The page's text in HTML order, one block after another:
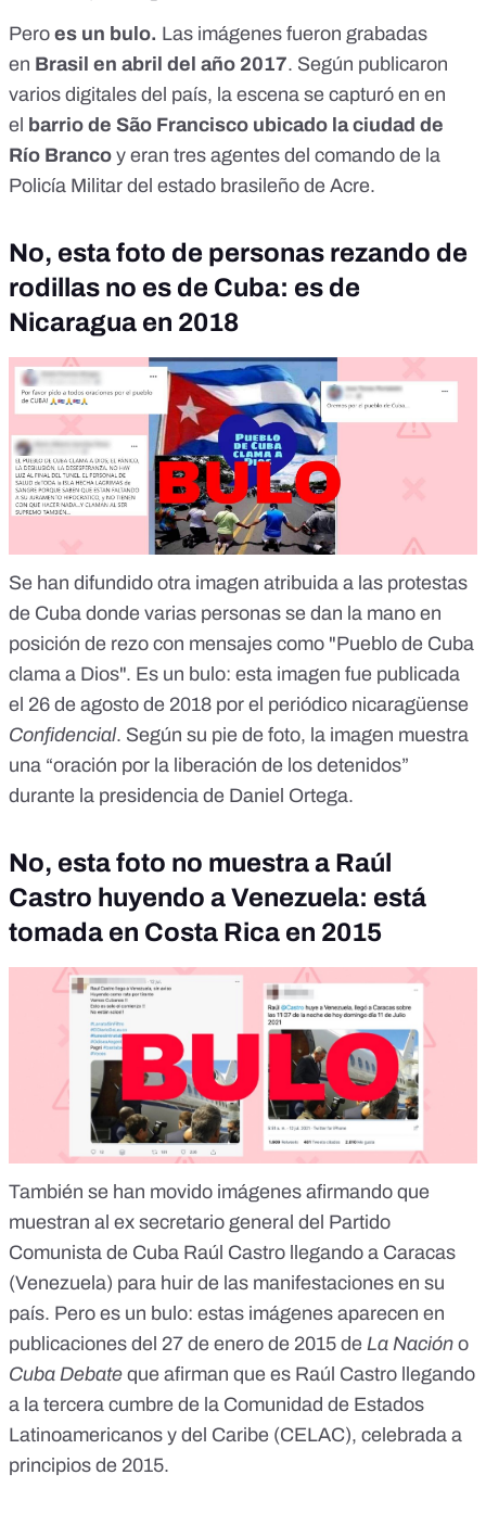
Pero es un bulo. Las imágenes fueron grabadas
en Brasil en abril del año 2017. Según publicaron
varios digitales del país, la escena se capturó en en
el barrio de São Francisco ubicado la ciudad de
Río Branco y eran tres agentes del comando de la
Policía Militar del estado brasileño de Acre.
No, esta foto de personas rezando de
rodillas no es de Cuba: es de
Nicaragua en 2018
Se han difundido otra imagen atribuida a las protestas
de Cuba donde varias personas se dan la mano en
posición de rezo con mensajes como "Pueblo de Cuba
clama a Dios". Es un bulo: esta imagen fue publicada
el 26 de agosto de 2018 por el periódico nicaragüense
Confidencial. Según su pie de foto, la imagen muestra
una “oración por la liberación de los detenidos”
durante la presidencia de Daniel Ortega.
No, esta foto no muestra a Raúl
Castro huyendo a Venezuela: está
tomada en Costa Rica en 2015
También se han movido imágenes afirmando que
muestran al ex secretario general del Partido
Comunista de Cuba Raúl Castro llegando a Caracas
(Venezuela) para huir de las manifestaciones en su
país. Pero es un bulo: estas imágenes aparecen en
publicaciones del 27 de enero de 2015 de La Nación o
Cuba Debate que afirman que es Raúl Castro llegando
a la tercera cumbre de la Comunidad de Estados
Latinoamericanos y del Caribe (CELAC), celebrada a
principios de 2015.